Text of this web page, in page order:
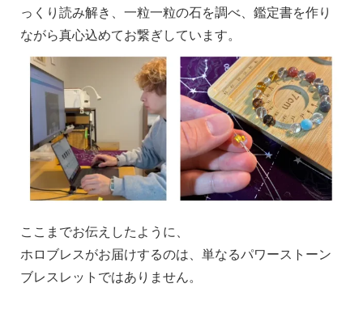
っくり読み解き、一粒一粒の石を調べ、鑑定書を作り
ながら真心込めてお繋ぎしています。
ここまでお伝えしたように、
ホロブレスがお届けするのは、単なるパワーストーン
ブレスレットではありません。